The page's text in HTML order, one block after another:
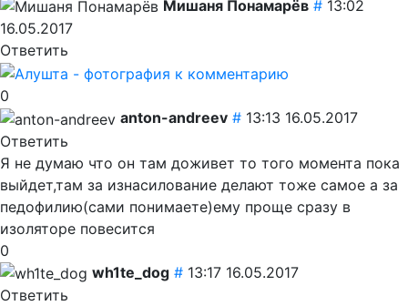
Мишаня Понамарёв # 13:02
16.05.2017
Ответить
0
anton-andreev # 13:13 16.05.2017
Ответить
Я не думаю что он там доживет то того момента пока
выйдет,там за изнасилование делают тоже самое а за
педофилию(сами понимаете)ему проще сразу в
изоляторе повесится
0
wh1te_dog # 13:17 16.05.2017
Ответить